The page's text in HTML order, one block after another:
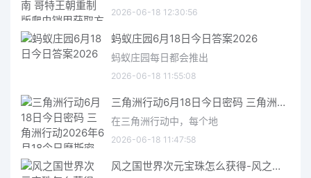
2026-06-18 12:30:56
蚂蚁庄园6月18日今日答案2026
蚂蚁庄园每日都会推出
2026-06-18 11:55:08
三角洲行动6月18日今日密码 三角洲行动2026年6月18今日摩斯密码分享
在三角洲行动中，每个地
2026-06-18 11:47:58
风之国世界次元宝珠怎么获得-风之国世界次元宝珠获取方法介绍